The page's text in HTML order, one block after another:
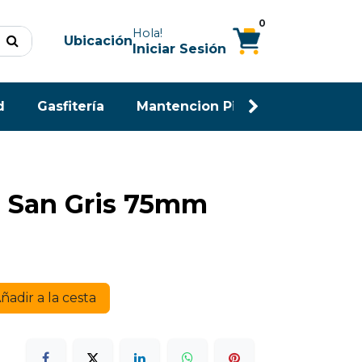
UbicaciónHola!
Iniciar Sesión
0
Gasfitería Mantencion Piscina
Gris 75mm
a la cesta